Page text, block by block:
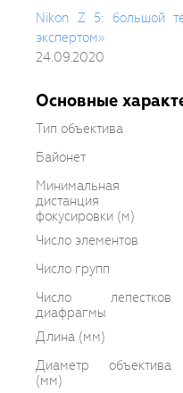
Nikon Z 5: большой
экспертом»
24.09.2020
Основные
Тип объектива
Байонет
Минимальная
дистанция
фокусировки (м)
Число элементов
Число групп
Число лепестков
диафрагмы
Длина (мм)
Диаметр объектива
(мм)